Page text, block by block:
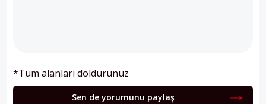
*Tüm alanları doldurunuz
Sen de yorumunu paylaş